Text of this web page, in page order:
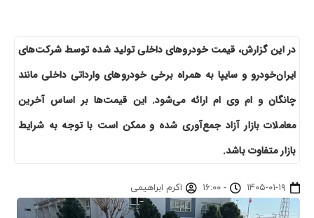
در این گزارش، قیمت خودروهای داخلی تولید شده توسط شرکت‌های
ایران‌خودرو و سایپا به همراه برخی خودروهای وارداتی داخلی مانند
چانگان و ام وی ام ارائه می‌شود. این قیمت‌ها بر اساس آخرین
معاملات بازار آزاد جمع‌آوری شده و ممکن است با توجه به شرایط
بازار متفاوت باشد.
۱۴۰۵-۰۱-۱۹ - ۱۶:۰۰ اکرم ابراهیمی